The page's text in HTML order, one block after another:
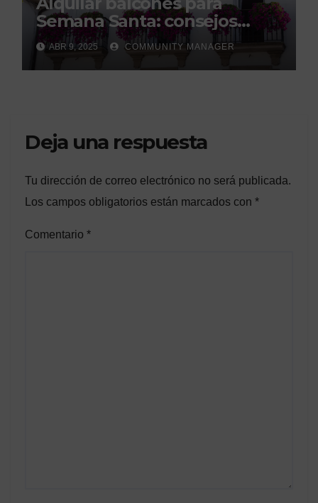
Semana Santa: consejos
legales de la Asociación
Española de Consumidores.
ABR 9, 2025 COMMUNITY MANAGER
Deja una respuesta
Tu dirección de correo electrónico no será publicada.
Los campos obligatorios están marcados con *
Comentario *